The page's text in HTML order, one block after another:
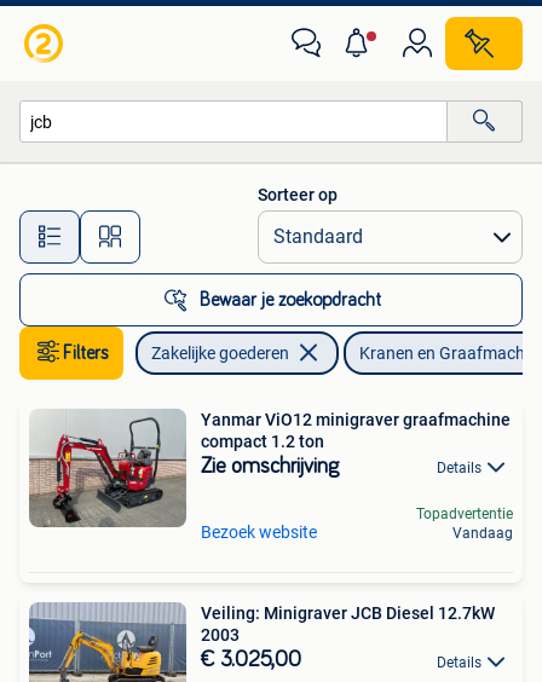
Alle afstanden…
Sorteer op
Bewaar je zoekopdracht
Filters Zakelijke goederen Kranen en
Yanmar ViO12 minigraver graafmachine
compact 1.2 ton
Zie omschrijving Details
Bezoek website
Topadvertentie
Vandaag
Veiling: Minigraver JCB Diesel 12.7kW
2003
€ 3.025,00 Details